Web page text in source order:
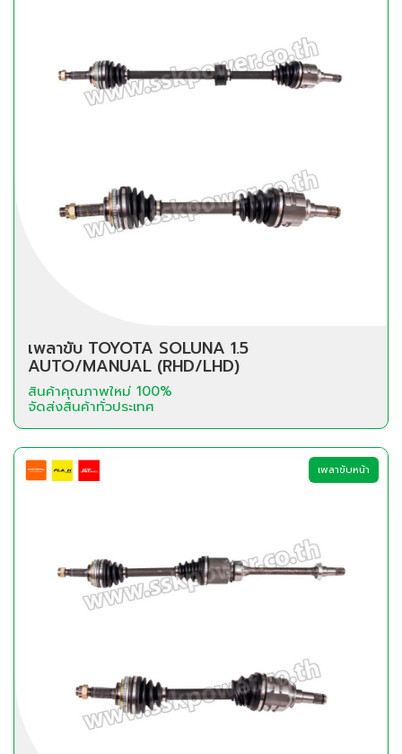
เพลาขับ TOYOTA SOLUNA 1.5
AUTO/MANUAL (RHD/LHD)
สินค้าคุณภาพใหม่ 100%
จัดส่งสินค้าทั่วประเทศ
เพลาขับหน้า